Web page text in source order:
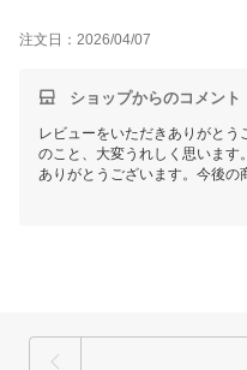
注文日：2026/04/07
ショップからのコメント
レビューをいただきありがとう
のこと、大変うれしく思います
ありがとうございます。今後の
何か他にもお気づきの点がご